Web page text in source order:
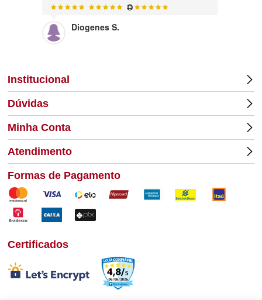
Diogenes S.
Institucional
Dúvidas
Minha Conta
Atendimento
Formas de Pagamento
Certificados